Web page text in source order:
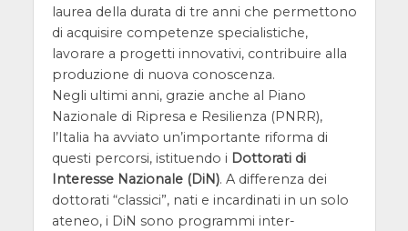
laurea della durata di tre anni che permettono
di acquisire competenze specialistiche,
lavorare a progetti innovativi, contribuire alla
produzione di nuova conoscenza.
Negli ultimi anni, grazie anche al Piano
Nazionale di Ripresa e Resilienza (PNRR),
l’Italia ha avviato un’importante riforma di
questi percorsi, istituendo i Dottorati di
Interesse Nazionale (DiN). A differenza dei
dottorati “classici”, nati e incardinati in un solo
ateneo, i DiN sono programmi inter-